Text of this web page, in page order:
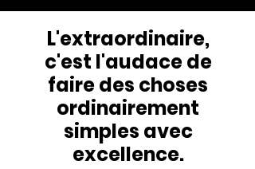
L'extraordinaire,
c'est l'audace de
faire des choses
ordinairement
simples avec
excellence.